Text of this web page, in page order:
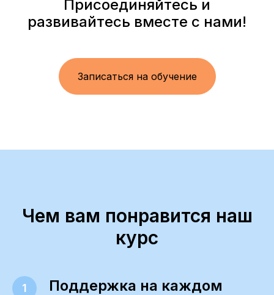
Присоединяйтесь и
развивайтесь вместе с нами!
Записаться на обучение
Чем вам понравится наш
курс
Поддержка на каждом